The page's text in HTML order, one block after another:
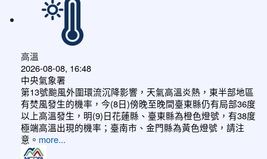
高溫
2026-08-08, 16:48
中央氣象署
第13號颱風外圍環流沉降影響，天氣高溫炎熱，東半部地區
有焚風發生的機率，今(8日)傍晚至晚間臺東縣仍有局部36度
以上高溫發生，明(9)日花蓮縣、臺東縣為橙色燈號，有38度
極端高溫出現的機率；臺南市、金門縣為黃色燈號，請注
意。 more...